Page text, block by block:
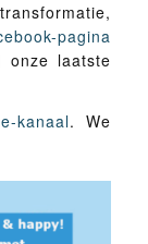
pagina
onze laatste
kanaal. We